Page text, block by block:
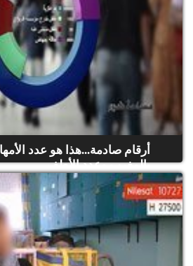
أرقام صادمة...هذا هو عدد
بالمغرب وعدد الأطف...